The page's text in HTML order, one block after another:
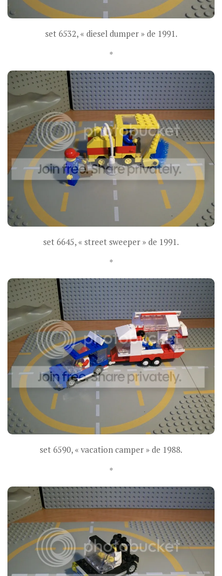
set 6532, « diesel dumper » de 1991.
*
set 6645, « street sweeper » de 1991.
*
set 6590, « vacation camper » de 1988.
*